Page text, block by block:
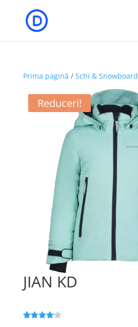
Prima pagină / Schi & Snowboard
Reduceri!
JIAN KD